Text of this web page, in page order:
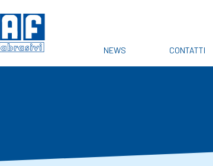
NEWS CONTATTI